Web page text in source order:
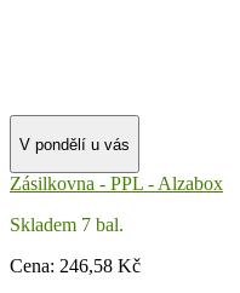
V pondělí u vás
Zásilkovna - PPL - Alzabox
Skladem 7 bal.
Cena: 246,58 Kč